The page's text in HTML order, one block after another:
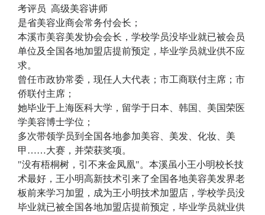
考评员 高级美容讲师
是省美容业商会常务付会长；
本溪市美容美发协会会长，学校学员没毕业就已被会员
单位及全国各地加盟店提前预定，毕业学员就业供不应
求。
曾任市政协常委，现任人大代表；市工商联付主席；市
侨联付主席；
她毕业于上海医科大学，留学于日本、韩国、美国荣医
学美容博士学位；
多次带领学员到全国各地参加美容、美发、化妆、美
甲……大赛，并荣获奖项。
"没有梧桐树，引不来金凤凰"。本溪虽小王小明校长技
术最好，王小明高新技术引来了全国各地美容美发界老
板前来学习加盟，成为王小明技术加盟店，学校学员没
毕业就已被全国各地加盟店提前预定，毕业学员就业供